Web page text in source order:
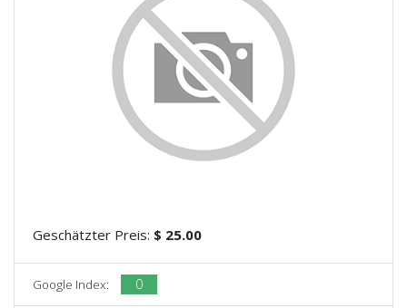
Geschätzter Preis: $ 25.00
Google Index: 0